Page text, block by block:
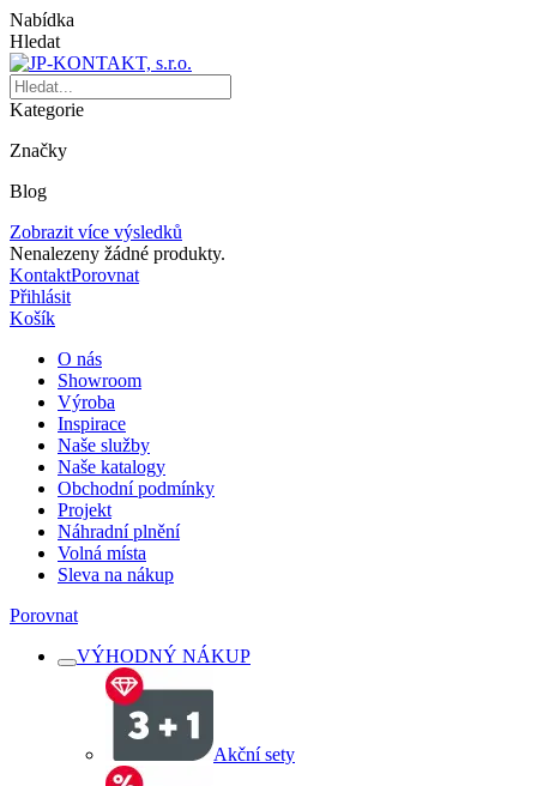
Nabídka
Hledat
Kategorie
Značky
Blog
Zobrazit více výsledků
Nenalezeny žádné produkty.
KontaktPorovnat
Přihlásit
Košík
O nás
Showroom
Výroba
Inspirace
Naše služby
Naše katalogy
Obchodní podmínky
Projekt
Náhradní plnění
Volná místa
Sleva na nákup
Porovnat
VÝHODNÝ NÁKUP
Akční sety